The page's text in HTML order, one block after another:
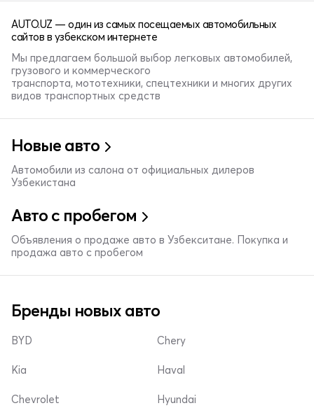
AUTO.UZ — один из самых посещаемых автомобильных
сайтов в узбекском интернете
Мы предлагаем большой выбор легковых автомобилей,
грузового и коммерческого
транспорта, мототехники, спецтехники и многих других
видов транспортных средств
Новые авто
Автомобили из салона от официальных дилеров
Узбекистана
Авто с пробегом
Объявления о продаже авто в Узбекситане. Покупка и
продажа авто с пробегом
Бренды новых авто
BYD
Kia
Chevrolet
Chery
Haval
Hyundai